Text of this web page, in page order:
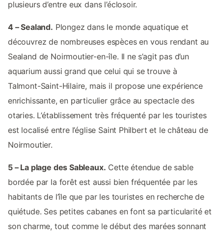
plusieurs d’entre eux dans l’éclosoir.
4 – Sealand. Plongez dans le monde aquatique et
découvrez de nombreuses espèces en vous rendant au
Sealand de Noirmoutier-en-île. Il ne s’agit pas d’un
aquarium aussi grand que celui qui se trouve à
Talmont-Saint-Hilaire, mais il propose une expérience
enrichissante, en particulier grâce au spectacle des
otaries. L’établissement très fréquenté par les touristes
est localisé entre l’église Saint Philbert et le château de
Noirmoutier.
5 – La plage des Sableaux. Cette étendue de sable
bordée par la forêt est aussi bien fréquentée par les
habitants de l’île que par les touristes en recherche de
quiétude. Ses petites cabanes en font sa particularité et
son charme, tout comme le début des marées sonnant